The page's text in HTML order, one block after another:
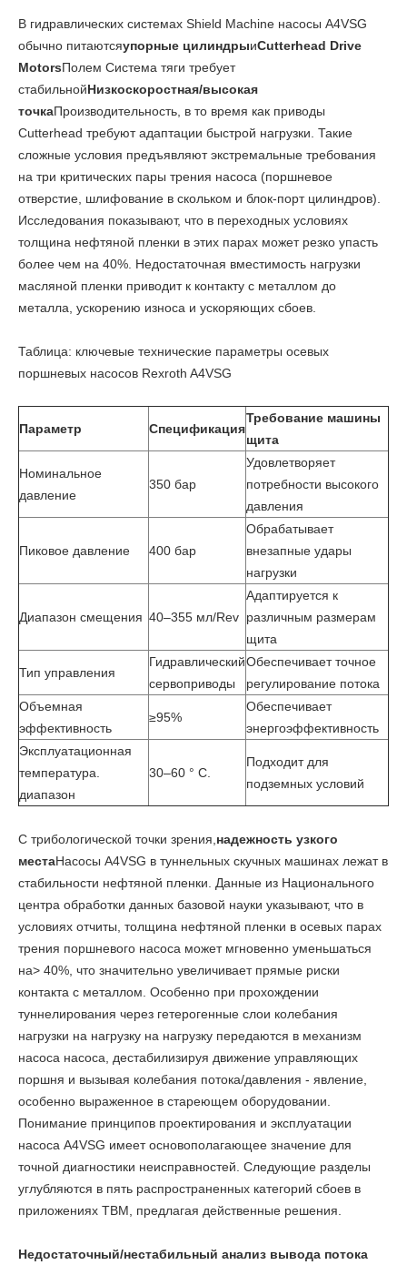
В гидравлических системах Shield Machine насосы A4VSG
обычно питаютсяупорные цилиндрыиCutterhead Drive
MotorsПолем Система тяги требует
стабильнойНизкоскоростная/высокая
точкаПроизводительность, в то время как приводы
Cutterhead требуют адаптации быстрой нагрузки. Такие
сложные условия предъявляют экстремальные требования
на три критических пары трения насоса (поршневое
отверстие, шлифование в скольком и блок-порт цилиндров).
Исследования показывают, что в переходных условиях
толщина нефтяной пленки в этих парах может резко упасть
более чем на 40%. Недостаточная вместимость нагрузки
масляной пленки приводит к контакту с металлом до
металла, ускорению износа и ускоряющих сбоев.
Таблица: ключевые технические параметры осевых
поршневых насосов Rexroth A4VSG
Параметр Спецификация
Требование машины
щита
Номинальное
давление
350 бар
Удовлетворяет
потребности высокого
давления
Пиковое давление 400 бар
Обрабатывает
внезапные удары
нагрузки
Диапазон смещения 40–355 мл/Rev
Адаптируется к
различным размерам
щита
Тип управления
Гидравлический
сервоприводы
Обеспечивает точное
регулирование потока
Объемная
эффективность
≥95%
Обеспечивает
энергоэффективность
Эксплуатационная
температура.
диапазон
30–60 ° C.
Подходит для
подземных условий
С трибологической точки зрения, надежность узкого
местаНасосы A4VSG в туннельных скучных машинах лежат в
стабильности нефтяной пленки. Данные из Национального
центра обработки данных базовой науки указывают, что в
условиях отчиты, толщина нефтяной пленки в осевых парах
трения поршневого насоса может мгновенно уменьшаться
на> 40%, что значительно увеличивает прямые риски
контакта с металлом. Особенно при прохождении
туннелирования через гетерогенные слои колебания
нагрузки на нагрузку на нагрузку передаются в механизм
насоса насоса, дестабилизируя движение управляющих
поршня и вызывая колебания потока/давления - явление,
особенно выраженное в стареющем оборудовании.
Понимание принципов проектирования и эксплуатации
насоса A4VSG имеет основополагающее значение для
точной диагностики неисправностей. Следующие разделы
углубляются в пять распространенных категорий сбоев в
приложениях TBM, предлагая действенные решения.
Недостаточный/нестабильный анализ вывода потока